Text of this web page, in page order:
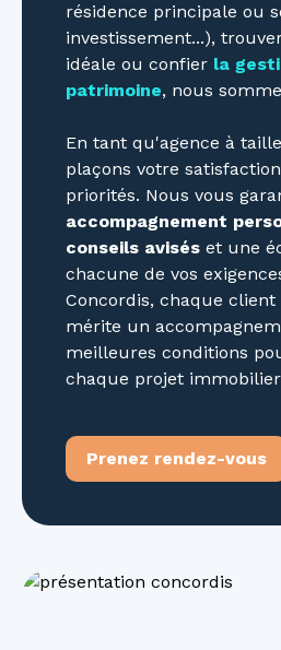
résidence principale ou
investissement...),
idéale ou confier la
patrimoine, nous
En tant qu'agence à
plaçons votre
priorités. Nous vous
accompagnement
conseils avisés et une
chacune de vos
Concordis, chaque
mérite un
meilleures conditions
chaque projet
Prenez rendez-vous